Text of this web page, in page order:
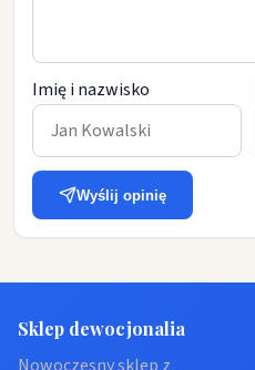
Imię i nazwisko
Wyślij opinię
Sklep dewocjonalia